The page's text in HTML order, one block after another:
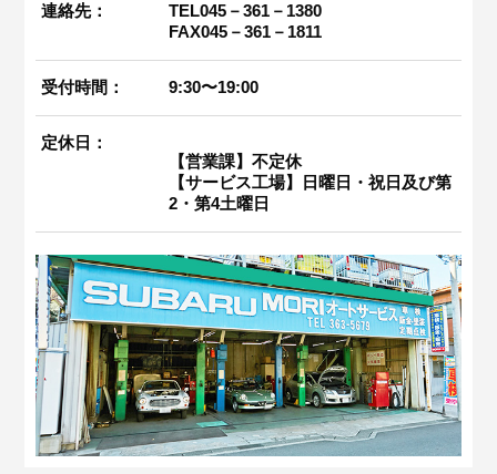
連絡先：
TEL045－361－1380
FAX045－361－1811
受付時間： 9:30〜19:00
定休日：
【営業課】不定休
【サービス工場】日曜日・祝日及び第
2・第4土曜日